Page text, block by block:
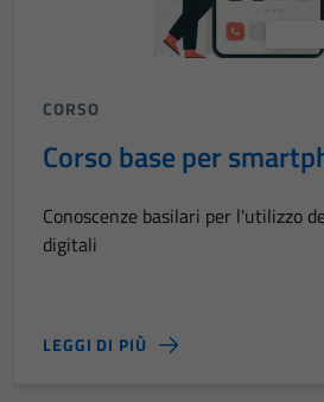
CORSO
Corso base per
Conoscenze basilari per l'utilizzo
digitali
LEGGI DI PIÙ